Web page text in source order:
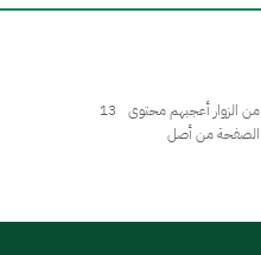
من الزوار أعجبهم محتوى
الصفحة من أصل
13